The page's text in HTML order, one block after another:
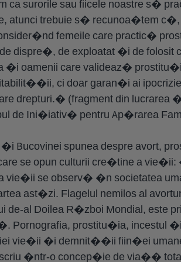
ca surorile sau fiicele noastre s�
atunci trebuie s� recunoa�tem
femeile care practic�
dispre�, de exploatat �i de folosit
oamenii care valideaz�
ci doar garan�i ai
drepturi.� (fragment din
de Ini�iativ� pentru Ap�rarea
�i Bucovinei spunea despre avort,
se opun culturii cre�tine a
vie�ii se observ� �n societatea
ast�zi. Flagelul nemilos al
al Doilea R�zboi Mondial, este
Pornografia, prostitu�ia, incestul
vie�ii �i demnit��ii fiin�ei
�ntr-o concep�ie de via��